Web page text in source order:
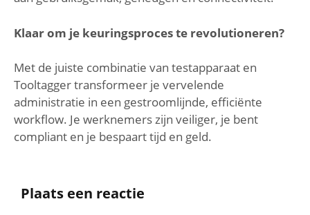
Klaar om je keuringsproces te revolutioneren?
Met de juiste combinatie van testapparaat en
Tooltagger transformeer je vervelende
administratie in een gestroomlijnde, efficiënte
workflow. Je werknemers zijn veiliger, je bent
compliant en je bespaart tijd en geld.
Plaats een reactie